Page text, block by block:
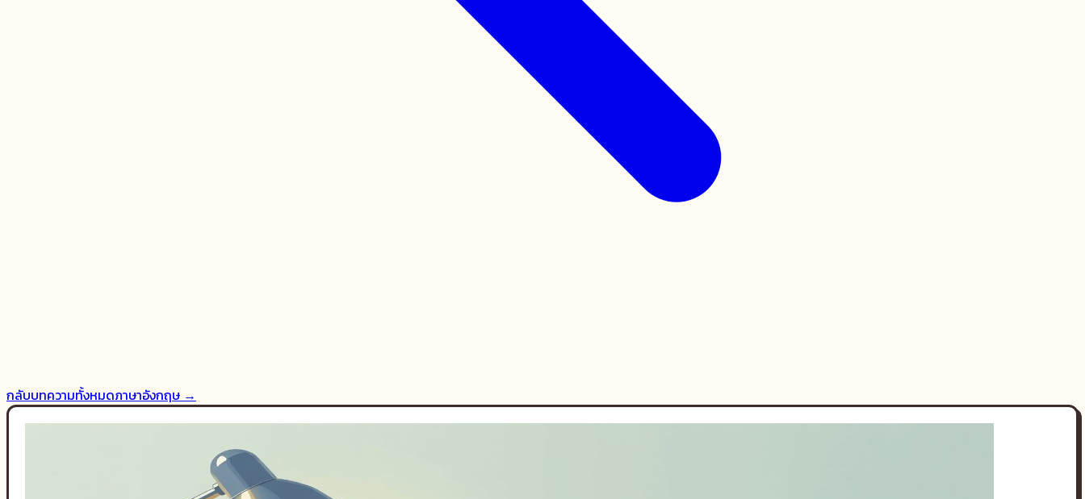
กลับบทความทั้งหมดภาษาอังกฤษ →